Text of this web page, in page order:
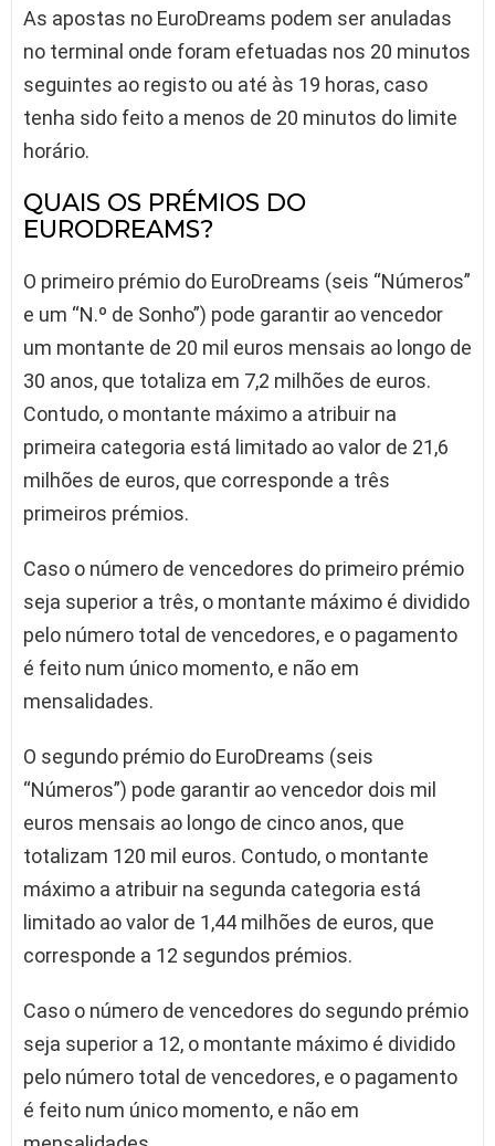
As apostas no EuroDreams podem ser anuladas
no terminal onde foram efetuadas nos 20 minutos
seguintes ao registo ou até às 19 horas, caso
tenha sido feito a menos de 20 minutos do limite
horário.
QUAIS OS PRÉMIOS DO
EURODREAMS?
O primeiro prémio do EuroDreams (seis “Números”
e um “N.º de Sonho”) pode garantir ao vencedor
um montante de 20 mil euros mensais ao longo de
30 anos, que totaliza em 7,2 milhões de euros.
Contudo, o montante máximo a atribuir na
primeira categoria está limitado ao valor de 21,6
milhões de euros, que corresponde a três
primeiros prémios.
Caso o número de vencedores do primeiro prémio
seja superior a três, o montante máximo é dividido
pelo número total de vencedores, e o pagamento
é feito num único momento, e não em
mensalidades.
O segundo prémio do EuroDreams (seis
“Números”) pode garantir ao vencedor dois mil
euros mensais ao longo de cinco anos, que
totalizam 120 mil euros. Contudo, o montante
máximo a atribuir na segunda categoria está
limitado ao valor de 1,44 milhões de euros, que
corresponde a 12 segundos prémios.
Caso o número de vencedores do segundo prémio
seja superior a 12, o montante máximo é dividido
pelo número total de vencedores, e o pagamento
é feito num único momento, e não em